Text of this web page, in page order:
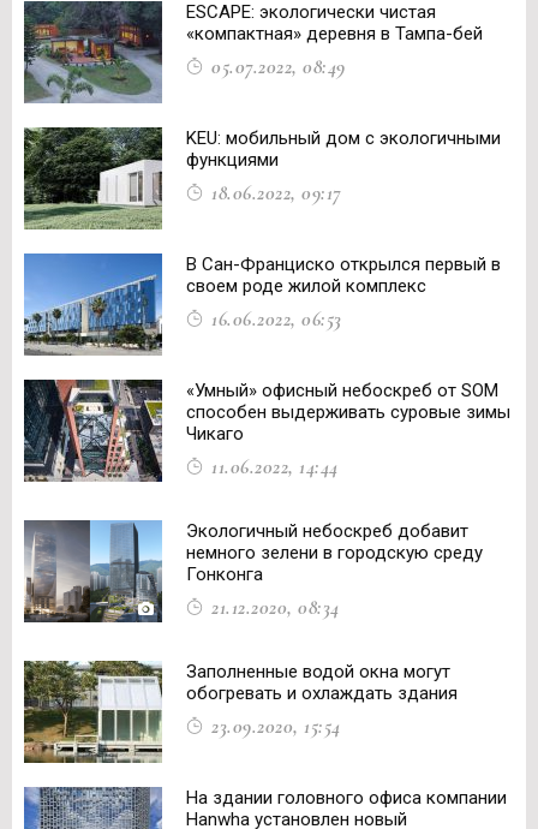
ESCAPE: экологически чистая
«компактная» деревня в Тампа-бей
05.07.2022, 08:49
KEU: мобильный дом с экологичными
функциями
18.06.2022, 09:17
В Сан-Франциско открылся первый в
своем роде жилой комплекс
16.06.2022, 06:53
«Умный» офисный небоскреб от SOM
способен выдерживать суровые зимы
Чикаго
11.06.2022, 14:44
Экологичный небоскреб добавит
немного зелени в городскую среду
Гонконга
21.12.2020, 08:34
Заполненные водой окна могут
обогревать и охлаждать здания
23.09.2020, 15:54
На здании головного офиса компании
Hanwha установлен новый